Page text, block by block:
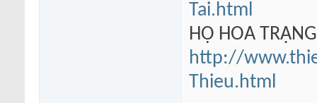
Tai.html
HỘ HOA
http://
Thieu.html